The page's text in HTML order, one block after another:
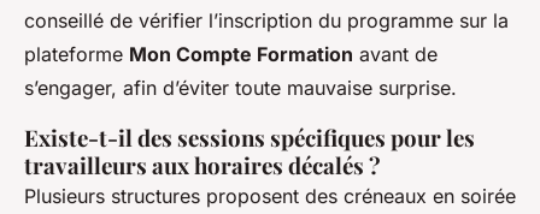
conseillé de vérifier l’inscription du programme sur la
plateforme Mon Compte Formation avant de
s’engager, afin d’éviter toute mauvaise surprise.
Existe-t-il des sessions spécifiques pour les
travailleurs aux horaires décalés ?
Plusieurs structures proposent des créneaux en soirée